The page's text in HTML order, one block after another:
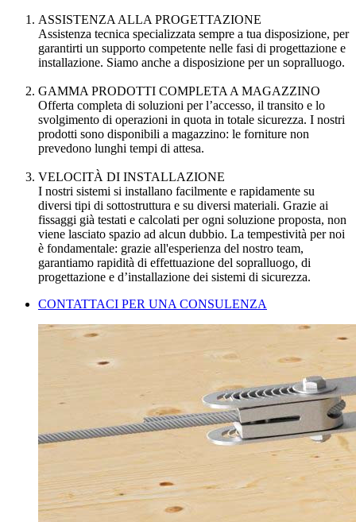
ASSISTENZA ALLA PROGETTAZIONE
Assistenza tecnica specializzata sempre a tua disposizione, per
garantirti un supporto competente nelle fasi di progettazione e
installazione. Siamo anche a disposizione per un sopralluogo.
GAMMA PRODOTTI COMPLETA A MAGAZZINO
Offerta completa di soluzioni per l’accesso, il transito e lo
svolgimento di operazioni in quota in totale sicurezza. I nostri
prodotti sono disponibili a magazzino: le forniture non
prevedono lunghi tempi di attesa.
VELOCITÀ DI INSTALLAZIONE
I nostri sistemi si installano facilmente e rapidamente su
diversi tipi di sottostruttura e su diversi materiali. Grazie ai
fissaggi già testati e calcolati per ogni soluzione proposta, non
viene lasciato spazio ad alcun dubbio. La tempestività per noi
è fondamentale: grazie all'esperienza del nostro team,
garantiamo rapidità di effettuazione del sopralluogo, di
progettazione e d’installazione dei sistemi di sicurezza.
CONTATTACI PER UNA CONSULENZA